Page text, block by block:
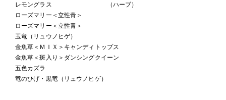
レモングラス （ハーブ）
ローズマリー＜立性青＞
ローズマリー＜立性青＞
玉竜（リュウノヒゲ）
金魚草＜ＭＩＸ＞キャンディトップス
金魚草＜斑入り＞ダンシングクイーン
五色カズラ
竜のひげ・黒竜（リュウノヒゲ）